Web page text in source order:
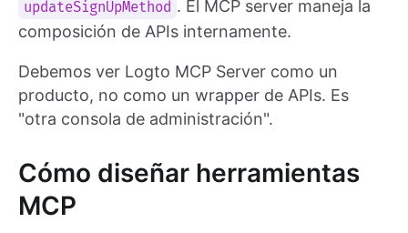
updateSignUpMethod . El MCP server maneja la
composición de APIs internamente.
Debemos ver Logto MCP Server como un
producto, no como un wrapper de APIs. Es
"otra consola de administración".
Cómo diseñar herramientas
MCP